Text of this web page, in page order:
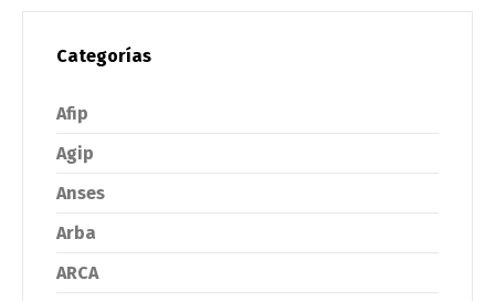
Categorías
Afip
Agip
Anses
Arba
ARCA